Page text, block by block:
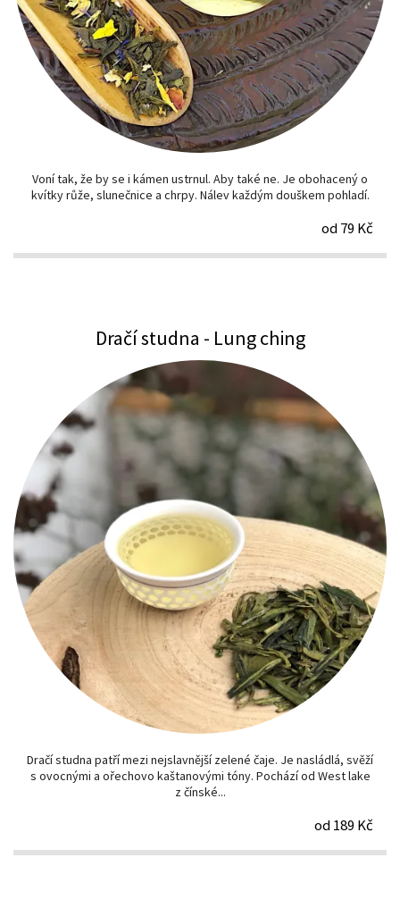
Voní tak, že by se i kámen ustrnul. Aby také ne. Je obohacený o
kvítky růže, slunečnice a chrpy. Nálev každým douškem pohladí.
od 79 Kč
Dračí studna - Lung ching
Dračí studna patří mezi nejslavnější zelené čaje. Je nasládlá, svěží
s ovocnými a ořechovo kaštanovými tóny. Pochází od West lake
z čínské...
od 189 Kč